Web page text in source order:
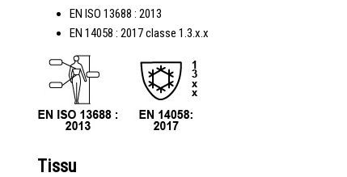
EN ISO 13688 : 2013
EN 14058 : 2017 classe 1.3.x.x
Tissu